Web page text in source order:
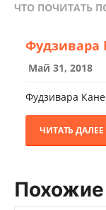
ЧТО ПОЧИТАТЬ
Фудзивара
Май 31, 2018
Фудзивара
ЧИТАТЬ ДАЛЕЕ